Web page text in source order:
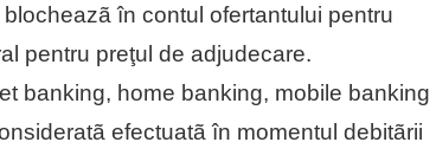
în contul ofertantului pentru
pentru preţul de adjudecare.
banking, home banking, mobile banking
efectuatã în momentul debitãrii